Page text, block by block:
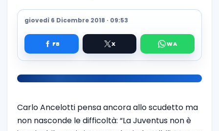
giovedì 6 Dicembre 2018 · 09:53
Carlo Ancelotti pensa ancora allo scudetto ma
non nasconde le difficoltà: “La Juventus non è